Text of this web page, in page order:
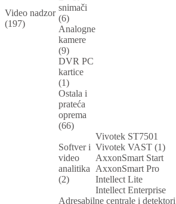
Video nadzor
(197)
snimači
(6)
Analogne
kamere
(9)
DVR PC
kartice
(1)
Ostala i
prateća
oprema
(66)
Softver i
video
analitika
(2)
Vivotek ST7501
Vivotek VAST (1)
AxxonSmart Start
AxxonSmart Pro
Intellect Lite
Intellect Enterprise
Adresabilne centrale i detektori